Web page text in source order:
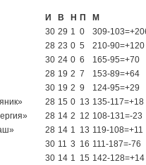
И В Н П М
30 29 1 0 309-
28 23 0 5 210-90=+120
30 24 0 6 165-95=+70
28 19 2 7 153-89=+64
30 19 2 9 124-95=+29
28 15 0 13 135-117=+18
28 14 2 12 108-131=-23
28 14 1 13 119-108=+11
30 11 3 16 111-187=-76
30 14 1 15 142-128=+14